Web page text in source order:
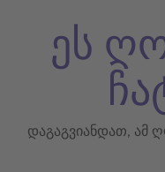
ეს
დაგაგვიანდათ, ამ